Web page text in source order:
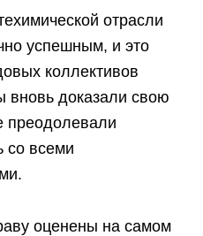
отрасли
успешным, и это
коллективов
доказали свою
преодолевали
со всеми
оценены на самом